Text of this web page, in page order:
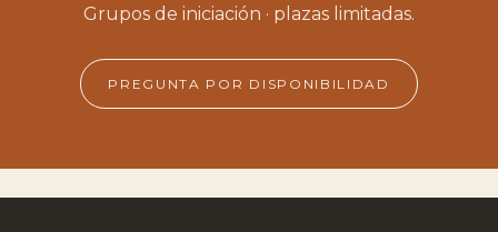
Grupos de iniciación · plazas limitadas.
PREGUNTA POR DISPONIBILIDAD